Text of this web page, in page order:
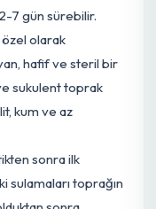
değişimi olan
için kullandığınız
her kullanımdan
seyreltilmiş çamaşır
yayılmasını
önce, kesilen